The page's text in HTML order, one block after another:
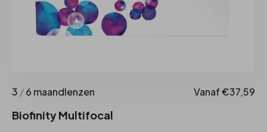
3 /6 maandlenzen Vanaf €37,59
Biofinity Multifocal